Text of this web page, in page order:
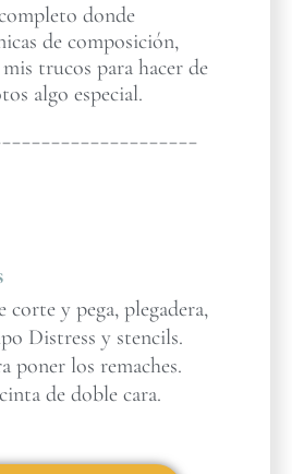
donde
de composición,
trucos para hacer de
algo especial.
corte y pega, plegadera,
Distress y stencils.
poner los remaches.
de doble cara.